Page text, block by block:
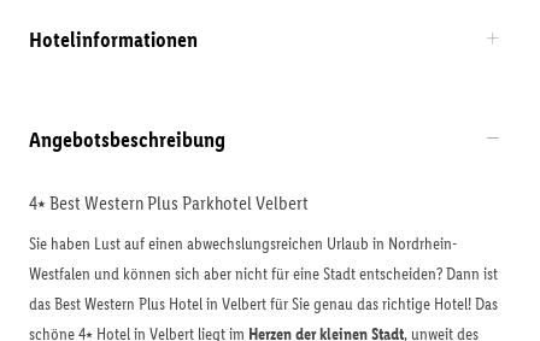
Hotelinformationen
Angebotsbeschreibung
4⭑ Best Western Plus Parkhotel Velbert
Sie haben Lust auf einen abwechslungsreichen Urlaub in Nordrhein-
Westfalen und können sich aber nicht für eine Stadt entscheiden? Dann ist
das Best Western Plus Hotel in Velbert für Sie genau das richtige Hotel! Das
schöne 4⭑ Hotel in Velbert liegt im Herzen der kleinen Stadt, unweit des